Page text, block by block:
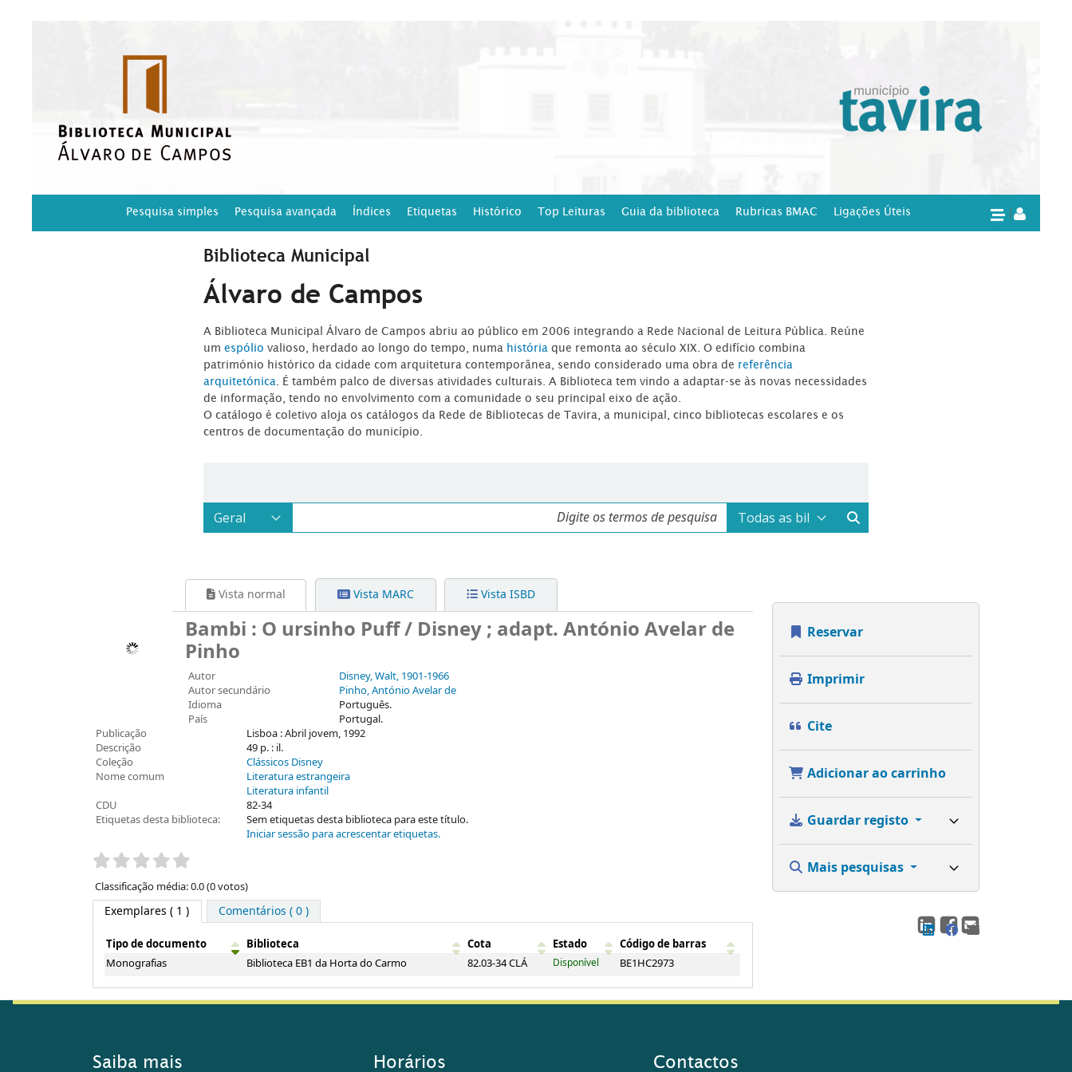
Pesquisa simples Pesquisa avançada Índices Etiquetas Histórico Top Leituras Guia da biblioteca Rubricas BMAC Ligações Úteis
Biblioteca Municipal
Álvaro de Campos
A Biblioteca Municipal Álvaro de Campos abriu ao público em 2006 integrando a Rede Nacional de Leitura Pública. Reúne
um espólio valioso, herdado ao longo do tempo, numa história que remonta ao século XIX. O edifício combina
património histórico da cidade com arquitetura contemporânea, sendo considerado uma obra de referência
arquitetónica . É também palco de diversas atividades culturais. A Biblioteca tem vindo a adaptar-se às novas necessidades
de informação, tendo no envolvimento com a comunidade o seu principal eixo de ação.
O catálogo é coletivo aloja os catálogos da Rede de Bibliotecas de Tavira, a municipal, cinco bibliotecas escolares e os
centros de documentação do município.
Vista normal Vista MARC Vista ISBD
Bambi : O ursinho Puff / Disney ; adapt. António Avelar de
Pinho
Autor Disney, Walt, 1901-1966
Autor secundário
Pinho, António Avelar de
Idioma
Português.
País
Portugal.
Publicação
Lisboa : Abril jovem, 1992
Descrição
49 p. : il.
Coleção
Clássicos Disney
Nome comum
Literatura estrangeira
Literatura infantil
CDU
82-34
Etiquetas desta biblioteca:
Sem etiquetas desta biblioteca para este título.
Iniciar sessão para acrescentar etiquetas.
Pontuação
Classificação média: 0.0 (0 votos)
Exemplares ( 1 ) Comentários ( 0 )
Exemplares
Tipo de documento Biblioteca Cota Estado
Código de barras
Monografias
Biblioteca EB1 da Horta do Carmo 82.03-34 CLÁ Disponível BE1HC2973
Reservar
Imprimir
Cite
Adicionar ao carrinho
Guardar registo
Mais pesquisas
Saiba mais Horários Contactos